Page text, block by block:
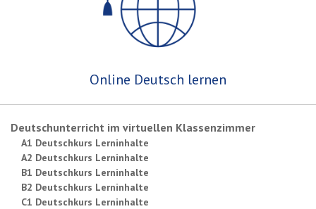
Online Deutsch lernen
Deutschunterricht im virtuellen Klassenzimmer
A1 Deutschkurs Lerninhalte
A2 Deutschkurs Lerninhalte
B1 Deutschkurs Lerninhalte
B2 Deutschkurs Lerninhalte
C1 Deutschkurs Lerninhalte